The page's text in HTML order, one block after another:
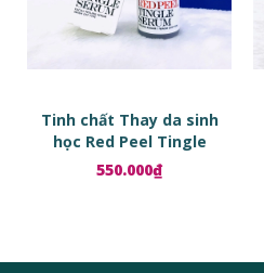
Tinh chất Thay da sinh
học Red Peel Tingle
Serum
550.000₫